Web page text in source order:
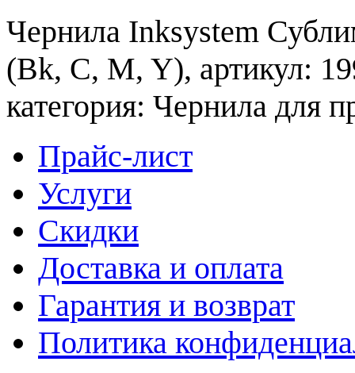
Чернила Inksystem
(Bk, C, M, Y), артикул:
категория: Чернила для
Прайс-лист
Услуги
Скидки
Доставка и оплата
Гарантия и возврат
Политика